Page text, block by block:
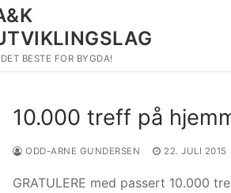
Hopp
til
innholdet
BESTE FOR BYGDA!
10.000 treff på
ODD-ARNE GUNDERSEN 22. JULI 2015
GRATULERE med passert 10.000